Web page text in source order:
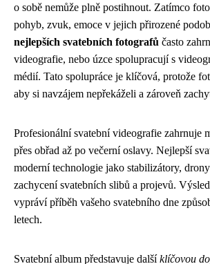
o sobě nemůže plně postihnout. Zatímco
pohyb, zvuk, emoce v jejich přirozené
nejlepších svatebních fotografů často
videografie, nebo úzce spolupracují s
médií. Tato spolupráce je klíčová, protože
aby si navzájem nepřekáželi a zároveň
Profesionální svatební videografie zahrnuje
přes obřad až po večerní oslavy. Nejlepší
moderní technologie jako stabilizátory,
zachycení svatebních slibů a projevů.
vypráví příběh vašeho svatebního dne
letech.
Svatební album představuje dalšíklíčovou